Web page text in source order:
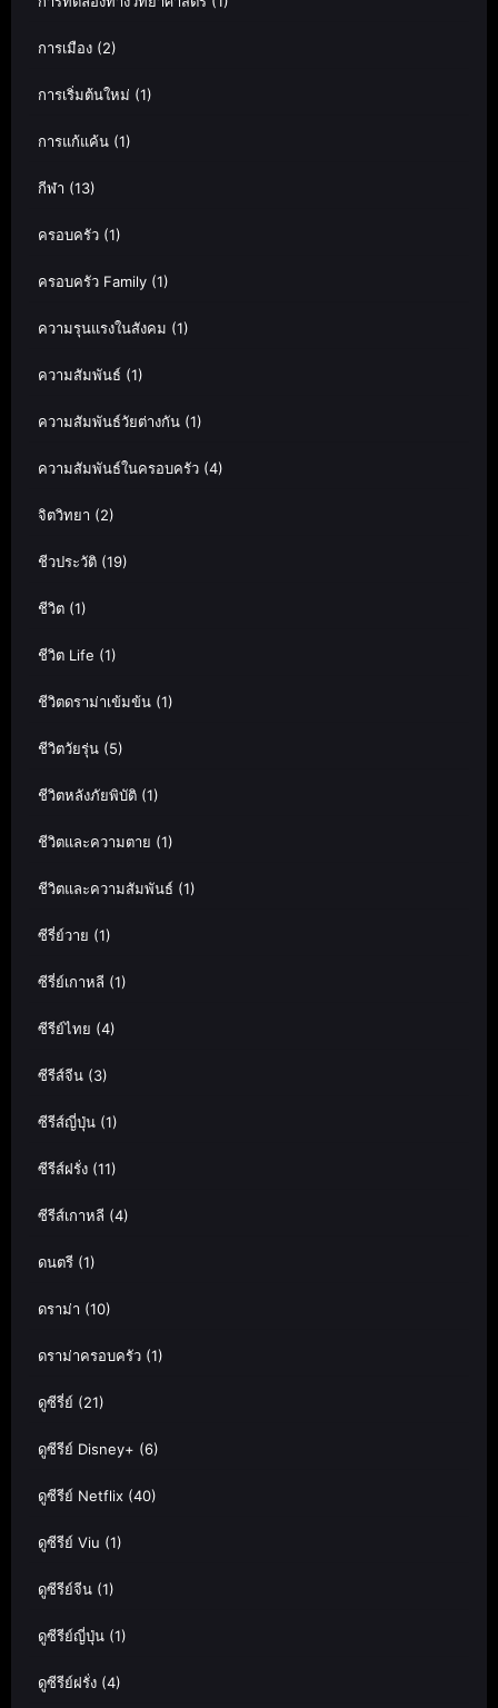
การเมือง (2)
การเริ่มต้นใหม่ (1)
การแก้แค้น (1)
กีฬา (13)
ครอบครัว (1)
ครอบครัว Family (1)
ความรุนแรงในสังคม (1)
ความสัมพันธ์ (1)
ความสัมพันธ์วัยต่างกัน (1)
ความสัมพันธ์ในครอบครัว (4)
จิตวิทยา (2)
ชีวประวัติ (19)
ชีวิต (1)
ชีวิต Life (1)
ชีวิตดราม่าเข้มข้น (1)
ชีวิตวัยรุ่น (5)
ชีวิตหลังภัยพิบัติ (1)
ชีวิตและความตาย (1)
ชีวิตและความสัมพันธ์ (1)
ซีรี่ย์วาย (1)
ซีรี่ย์เกาหลี (1)
ซีรีย์ไทย (4)
ซีรีส์จีน (3)
ซีรีส์ญี่ปุ่น (1)
ซีรีส์ฝรั่ง (11)
ซีรีส์เกาหลี (4)
ดนตรี (1)
ดราม่า (10)
ดราม่าครอบครัว (1)
ดูซีรี่ย์ (21)
ดูซีรีย์ Disney+ (6)
ดูซีรีย์ Netflix (40)
ดูซีรีย์ Viu (1)
ดูซีรีย์จีน (1)
ดูซีรีย์ญี่ปุ่น (1)
ดูซีรีย์ฝรั่ง (4)